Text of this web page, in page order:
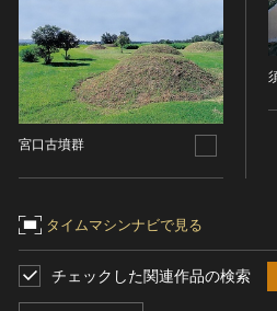
宮口古墳群
タイムマシンナビで見る
チェックした関連作品の検索
集落跡
その他
名勝
庭園
渓谷・渓流
その他
天然記念物